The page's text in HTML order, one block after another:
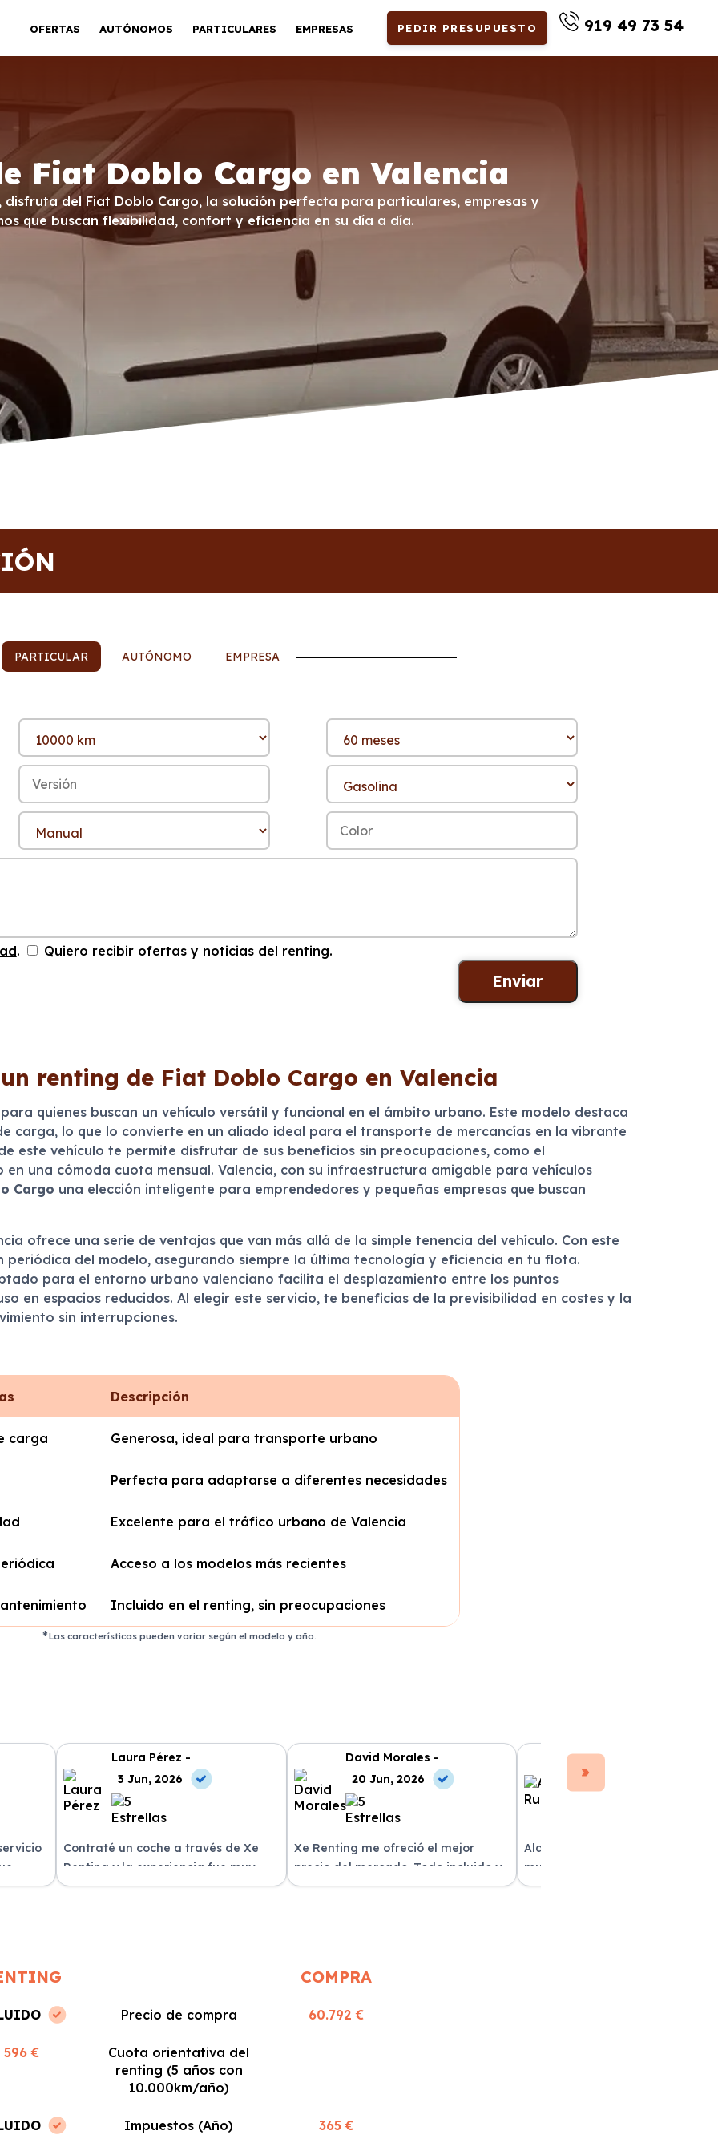
OFERTAS AUTÓNOMOS PARTICULARES EMPRESAS PEDIR PRESUPUESTO 919 49 73 54
Fiat Doblo Cargo en Valencia
disfruta del Fiat Doblo Cargo, la solución perfecta para particulares, empresas y
que buscan flexibilidad, confort y eficiencia en su día a día.
PARTICULAR AUTÓNOMO EMPRESA
. Quiero recibir ofertas y noticias del renting.
renting de Fiat Doblo Cargo en Valencia
quienes buscan un vehículo versátil y funcional en el ámbito urbano. Este modelo destaca
carga, lo que lo convierte en un aliado ideal para el transporte de mercancías en la vibrante
este vehículo te permite disfrutar de sus beneficios sin preocupaciones, como el
una cómoda cuota mensual. Valencia, con su infraestructura amigable para vehículos
Cargo una elección inteligente para emprendedores y pequeñas empresas que buscan
ofrece una serie de ventajas que van más allá de la simple tenencia del vehículo. Con este
del modelo, asegurando siempre la última tecnología y eficiencia en tu flota.
para el entorno urbano valenciano facilita el desplazamiento entre los puntos
en espacios reducidos. Al elegir este servicio, te beneficias de la previsibilidad en costes y la
sin interrupciones.
Descripción
carga Generosa, ideal para transporte urbano
Perfecta para adaptarse a diferentes necesidades
Excelente para el tráfico urbano de Valencia
Acceso a los modelos más recientes
Incluido en el renting, sin preocupaciones
Las características pueden variar según el modelo y año.
Laura Pérez -
3 Jun, 2026
Contraté un coche a través de Xe
Renting y la experiencia fue muy
positiva. Fácil y rápido, ¡los
David Morales -
20 Jun, 2026
Xe Renting me ofreció el mejor
precio del mercado. Todo incluido y
sin sorpresas. ¡Excelente servicio!
Ana Ruiz -
10 Jul, 2026
Alquilar un coche con Xe
muy sencillo. Tienen una gran
variedad y el trato fue
COMPRA
Precio de compra 60.792 €
596 €
Cuota orientativa del
renting (5 años con
10.000km/año)
Impuestos (Año) 365 €